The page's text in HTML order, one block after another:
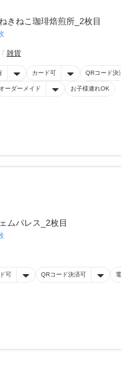
雑貨
カード可 QRコード決
オーダーメイド お子様連れOK
可 QRコード決済可